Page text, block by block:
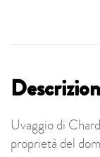
Uvaggio di
proprietà del